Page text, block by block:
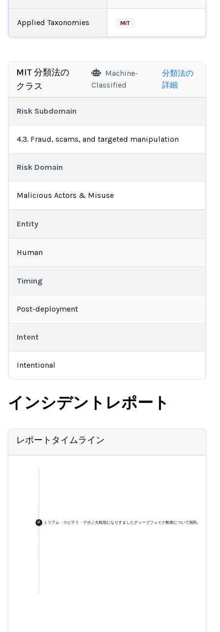
Applied Taxonomies MIT
MIT 分類法の
クラス
Machine-
Classified
分類法の
詳細
Risk Subdomain
4.3. Fraud, scams, and targeted manipulation
Risk Domain
Malicious Actors & Misuse
Entity
Human
Timing
Post-deployment
Intent
Intentional
インシデントレポート
レポートタイムライン
+1 ミリアム・スピテリ・デボノ大統領になりすましたディープフェイク動画について国民が警告